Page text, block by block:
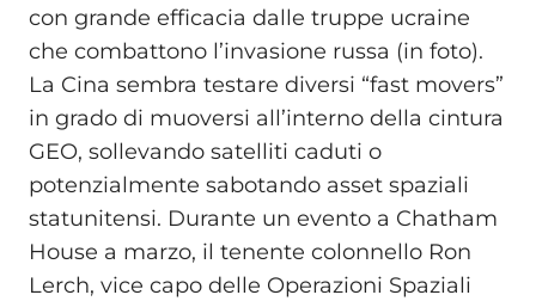
con grande efficacia dalle truppe ucraine
che combattono l’invasione russa (in foto).
La Cina sembra testare diversi “fast movers”
in grado di muoversi all’interno della cintura
GEO, sollevando satelliti caduti o
potenzialmente sabotando asset spaziali
statunitensi. Durante un evento a Chatham
House a marzo, il tenente colonnello Ron
Lerch, vice capo delle Operazioni Spaziali